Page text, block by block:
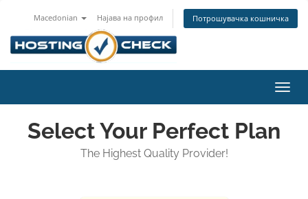
Macedonian Најава на профил Потрошувачка кошничка
ја
Select Your Perfect Plan
The Highest Quality Provider!